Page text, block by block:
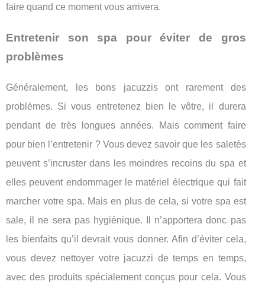
faire quand ce moment vous arrivera.
Entretenir son spa pour éviter de gros
problèmes
Généralement, les bons jacuzzis ont rarement des
problèmes. Si vous entretenez bien le vôtre, il durera
pendant de très longues années. Mais comment faire
pour bien l’entretenir ? Vous devez savoir que les saletés
peuvent s’incruster dans les moindres recoins du spa et
elles peuvent endommager le matériel électrique qui fait
marcher votre spa. Mais en plus de cela, si votre spa est
sale, il ne sera pas hygiénique. Il n’apportera donc pas
les bienfaits qu’il devrait vous donner. Afin d’éviter cela,
vous devez nettoyer votre jacuzzi de temps en temps,
avec des produits spécialement conçus pour cela. Vous